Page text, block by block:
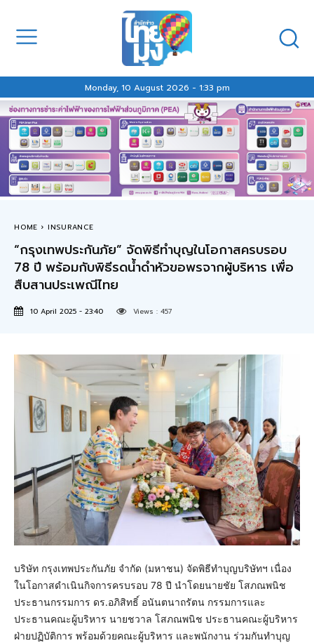
Monday, 10 August 2026 - 1:33 pm
HOME INSURANCE
“กรุงเทพประกันภัย” จัดพิธีทำบุญในโอกาสครบรอบ
78 ปี พร้อมกับพิธีรดน้ำดำหัวขอพรจากผู้บริหาร เพื่อ
สืบสานประเพณีไทย
10 April 2025 - 23:40 Views : 457
บริษัท กรุงเทพประกันภัย จำกัด (มหาชน) จัดพิธีทำบุญบริษัทฯ เนื่อง
ในโอกาสดำเนินกิจการครบรอบ 78 ปี นำโดยนายชัย โสภณพนิช
ประธานกรรมการ ดร.อภิสิทธิ์ อนันตนาถรัตน กรรมการและ
ประธานคณะผู้บริหาร นายชวาล โสภณพนิช ประธานคณะผู้บริหาร
ฝ่ายปฏิบัติการ พร้อมด้วยคณะผู้บริหาร และพนักงาน ร่วมกันทำบุญ